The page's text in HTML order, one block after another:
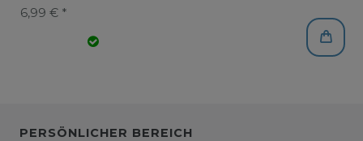
6,99 € *
PERSÖNLICHER BEREICH